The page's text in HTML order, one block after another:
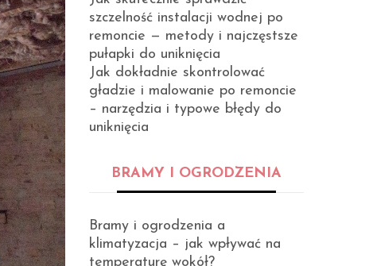
szczelność instalacji wodnej po
remoncie — metody i najczęstsze
pułapki do uniknięcia
Jak dokładnie skontrolować
gładzie i malowanie po remoncie
– narzędzia i typowe błędy do
uniknięcia
BRAMY I OGRODZENIA
Bramy i ogrodzenia a
klimatyzacja – jak wpływać na
temperaturę wokół?